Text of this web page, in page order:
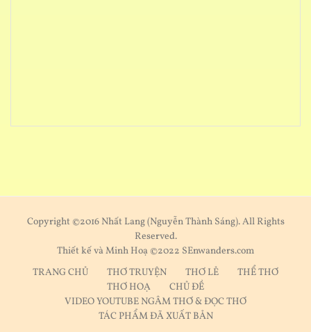
Copyright ©2016 Nhất Lang (Nguyễn Thành Sáng). All Rights
Reserved.
Thiết kế và Minh Hoạ ©2022 SEnwanders.com
TRANG CHỦ
THƠ TRUYỆN THƠ LẺ
THỂ THƠ
THƠ HOẠ
CHỦ ĐỀ
VIDEO YOUTUBE NGÂM THƠ & ĐỌC THƠ
TÁC PHẨM ĐÃ XUẤT BẢN